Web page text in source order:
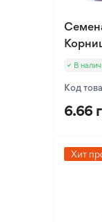
В
Код
6.66
Хит